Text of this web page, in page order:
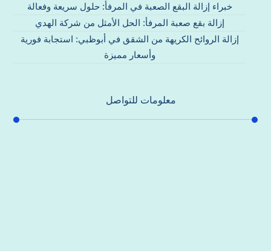
خبراء إزالة البقع الصعبة في المرفأ: حلول سريعة وفعالة
إزالة بقع صعبة المرفأ: الحل الأمثل من شركة الهدي
إزالة الروائح الكريهة من الشقق في أبوظبي: استجابة فورية
وأسعار مميزة
معلومات للتواصل